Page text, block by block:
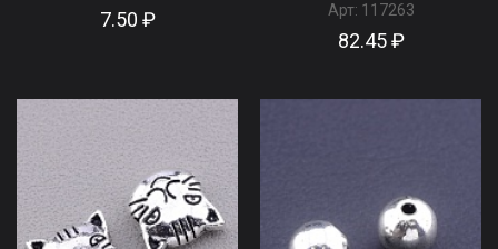
7.50 ₽ Арт: 117263
82.45 ₽